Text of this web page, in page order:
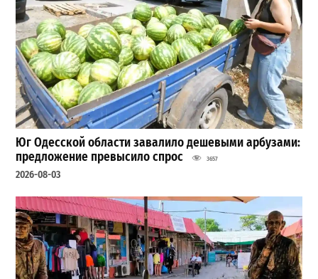
Юг Одесской области завалило дешевыми арбузами:
предложение превысило спрос
3657
2026-08-03